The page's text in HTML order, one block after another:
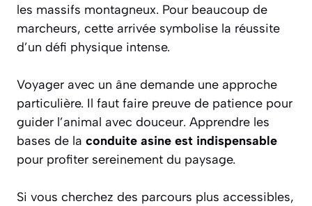
les massifs montagneux. Pour beaucoup de
marcheurs, cette arrivée symbolise la réussite
d’un défi physique intense.
Voyager avec un âne demande une approche
particulière. Il faut faire preuve de patience pour
guider l’animal avec douceur. Apprendre les
bases de la conduite asine est indispensable
pour profiter sereinement du paysage.
Si vous cherchez des parcours plus accessibles,